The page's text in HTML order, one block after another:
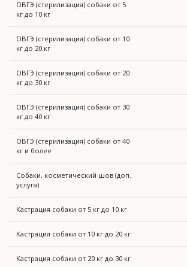
ОВГЭ (стерилизация) собаки от 5
кг до 10 кг
ОВГЭ (стерилизация) собаки от 10
кг до 20 кг
ОВГЭ (стерилизация) собаки от 20
кг до 30 кг
ОВГЭ (стерилизация) собаки от 30
кг до 40 кг
ОВГЭ (стерилизация) собаки от 40
кг и более
Собаки, косметический шов (доп.
услуга)
Кастрация собаки от 5 кг до 10 кг
Кастрация собаки от 10 кг до 20 кг
Кастрация собаки от 20 кг до 30 кг